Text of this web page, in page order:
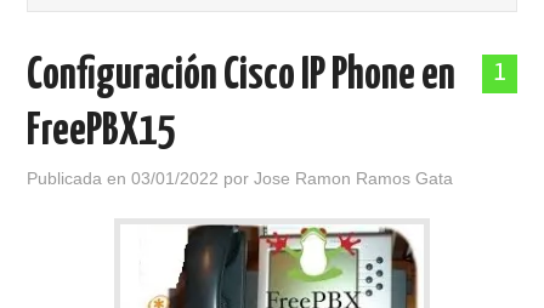
POLÍTICA DE PRIVACIDAD
1
Configuración Cisco IP Phone en
FreePBX15
Publicada en03/01/2022 porJose Ramon Ramos Gata